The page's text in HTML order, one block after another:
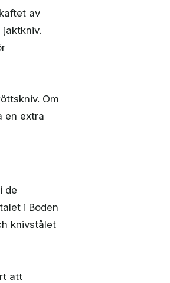
av
Om
en extra
de
i Boden
knivstålet
att